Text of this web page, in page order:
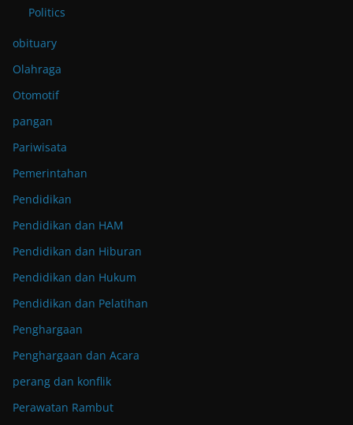
Politics
obituary
Olahraga
Otomotif
pangan
Pariwisata
Pemerintahan
Pendidikan
Pendidikan dan HAM
Pendidikan dan Hiburan
Pendidikan dan Hukum
Pendidikan dan Pelatihan
Penghargaan
Penghargaan dan Acara
perang dan konflik
Perawatan Rambut